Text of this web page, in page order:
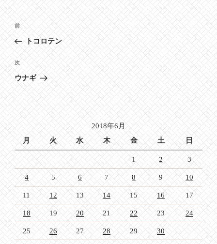
投
稿
ナ
ビ
ゲ
ー
シ
ョ
ン
前
の
投
稿
前
トコロテン
次
の
投
稿
次
ウナギ
2018年6月
月
火 水 木 金 土 日
1 2 3
4 5 6 7 8 9 10
11 12 13 14 15 16 17
18 19 20 21 22 23 24
25 26 27 28 29 30